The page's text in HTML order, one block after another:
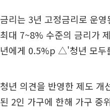
금리는 3년 고정금리로 운
최대 7~8% 수준의 금리가
년에게 0.5%p △'청년 모두
청년 의견을 반영한 제도 개
된 2인 가구에 한해 가구 중